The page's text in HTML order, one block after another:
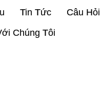
Tin Tức
Câu
Chúng Tôi